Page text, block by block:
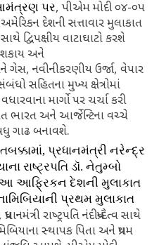
પર, પીએમ મોદી ૦૪-૦૫
દેશની સત્તાવાર મુલાકાત
દ્વિપક્ષીય વાટાઘાટો કરશે
શકાય અને
નવીનીકરણીય ઉર્જા, વેપાર
સહિતના મુખ્‍ય ક્ષેત્રોમાં
માર્ગો પર ચર્ચા કરી
ભારત અને આર્જેન્‍ટિના વચ્‍ચે
ગાઢ બનાવશે.
, પ્રધાનમંત્રી નરેન્‍દ્ર
રાષ્‍ટ્રપતિ ડૉ. નેતુમ્‍બો
આફ્રિકન દેશની મુલાકાત
પ્રથમ મુલાકાત
પ્રધાનમંત્રી રાષ્‍ટ્રપતિ નંદીપ્રન્‍દૈત્‍વ સાથે
સ્‍થાપક પિતા અને પ્રથમ